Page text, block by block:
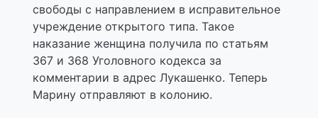
свободы с направлением в исправительное
учреждение открытого типа. Такое
наказание женщина получила по статьям
367 и 368 Уголовного кодекса за
комментарии в адрес Лукашенко. Теперь
Марину отправляют в колонию.